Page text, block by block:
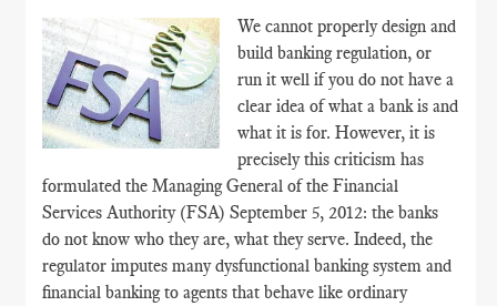
We cannot properly design and
build banking regulation, or
run it well if you do not have a
clear idea of what a bank is and
what it is for. However, it is
precisely this criticism has
formulated the Managing General of the Financial
Services Authority (FSA) September 5, 2012: the banks
do not know who they are, what they serve. Indeed, the
regulator imputes many dysfunctional banking system and
financial banking to agents that behave like ordinary